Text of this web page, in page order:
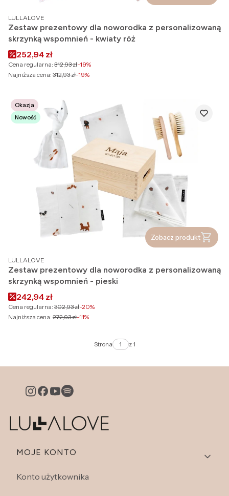
PRODUCENT
LULLALOVE
Zestaw prezentowy dla noworodka z personalizowaną
skrzynką wspomnień - kwiaty róż
Cena promocyjna
252,94 zł
Cena regularna: 312,93 zł-19%
Najniższa cena: 312,93 zł-19%
Okazja
Nowość
Zobacz produkt
PRODUCENT
LULLALOVE
Zestaw prezentowy dla noworodka z personalizowaną
skrzynką wspomnień - pieski
Cena promocyjna
242,94 zł
Cena regularna: 302,93 zł-20%
Najniższa cena: 272,93 zł-11%
Strona z 1
Linki w stopce
MOJE KONTO
Konto użytkownika